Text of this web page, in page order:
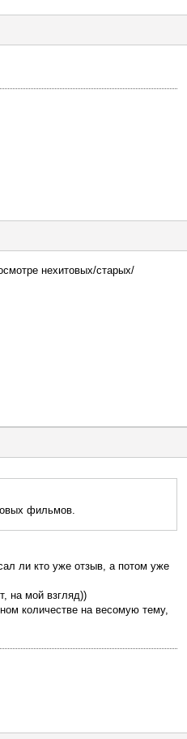
нехитовых/старых/
фильмов.
ли кто уже отзыв, а потом уже
на мой взгляд))
количестве на весомую тему,